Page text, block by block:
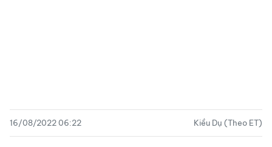
16/08/2022 06:22 Kiều Dụ (Theo ET)